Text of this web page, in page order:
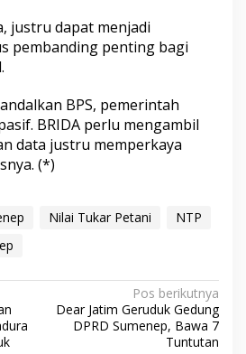
justru dapat menjadi
pembanding penting bagi
BPS, pemerintah
BRIDA perlu mengambil
data justru memperkaya
(*)
Nilai Tukar Petani
NTP
Pos berikutnya
Dear Jatim Geruduk Gedung
DPRD Sumenep, Bawa 7
Tuntutan